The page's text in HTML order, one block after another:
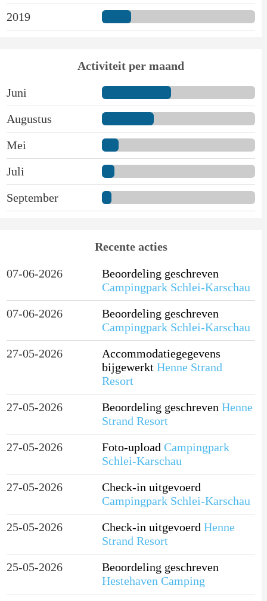
2019
Activiteit per maand
Juni
Augustus
Mei
Juli
September
Recente acties
07-06-2026
Beoordeling geschreven
Campingpark Schlei-Karschau
07-06-2026
Beoordeling geschreven
Campingpark Schlei-Karschau
27-05-2026
Accommodatiegegevens
bijgewerkt Henne Strand
Resort
27-05-2026
Beoordeling geschreven Henne
Strand Resort
27-05-2026
Foto-upload Campingpark
Schlei-Karschau
27-05-2026
Check-in uitgevoerd
Campingpark Schlei-Karschau
25-05-2026
Check-in uitgevoerd Henne
Strand Resort
25-05-2026
Beoordeling geschreven
Hestehaven Camping